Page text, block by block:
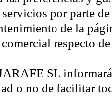
por parte
de la
respecto
SL
o no de facilitar